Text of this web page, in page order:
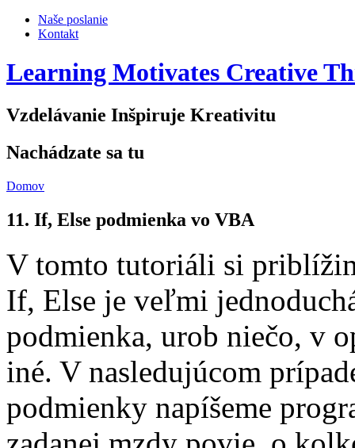
Naše poslanie
Kontakt
Learning Motivates Creative
Vzdelávanie Inšpiruje Kreativitu
Nachádzate sa tu
Domov
11. If, Else podmienka vo VBA
V tomto tutoriáli si
If, Else je veľmi
podmienka, urob niečo, v
iné. V nasledujúcom
podmienky napíšeme